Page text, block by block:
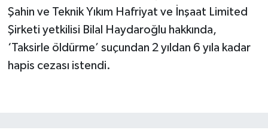
Şahin ve Teknik Yıkım Hafriyat ve İnşaat Limited
Şirketi yetkilisi Bilal Haydaroğlu hakkında,
‘Taksirle öldürme’ suçundan 2 yıldan 6 yıla kadar
hapis cezası istendi.